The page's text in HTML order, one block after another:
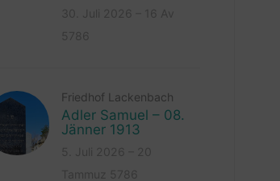
Friedhof Lackenbach
Adler Samuel – 08.
Jänner 1913